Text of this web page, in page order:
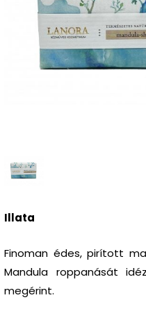
Illata
Finoman édes, pirított
Mandula roppanását
megérint.